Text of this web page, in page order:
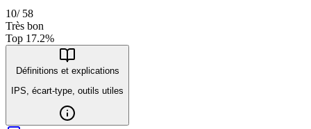
10/ 58
Très bon
Top 17.2%
Définitions et explications
IPS, écart-type, outils utiles